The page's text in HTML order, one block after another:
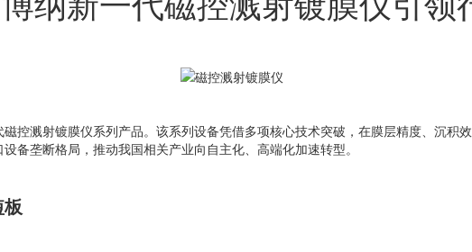
控溅射镀膜仪系列产品。该系列设备凭借多项核心技术突破，在膜层精度、沉积
备垄断格局，推动我国相关产业向自主化、高端化加速转型。